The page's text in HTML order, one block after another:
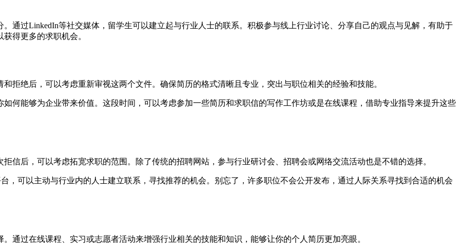
通过LinkedIn等社交媒体，留学生可以建立起与行业人士的联系。积极参与线上行业讨论、分享自己的观点与见解，有助于
得更多的求职机会。
拒绝后，可以考虑重新审视这两个文件。确保简历的格式清晰且专业，突出与职位相关的经验和技能。
何能够为企业带来价值。这段时间，可以考虑参加一些简历和求职信的写作工作坊或是在线课程，借助专业指导来提升这些
信后，可以考虑拓宽求职的范围。除了传统的招聘网站，参与行业研讨会、招聘会或网络交流活动也是不错的选择。
，可以主动与行业内的人士建立联系，寻找推荐的机会。别忘了，许多职位不会公开发布，通过人际关系寻找到合适的机会
通过在线课程、实习或志愿者活动来增强行业相关的技能和知识，能够让你的个人简历更加亮眼。